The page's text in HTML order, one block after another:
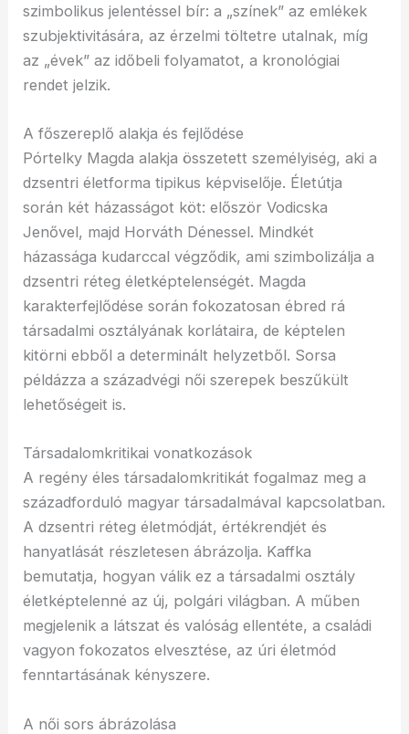
szimbolikus jelentéssel bír: a „színek” az emlékek
szubjektivitására, az érzelmi töltetre utalnak, míg
az „évek” az időbeli folyamatot, a kronológiai
rendet jelzik.
A főszereplő alakja és fejlődése
Pórtelky Magda alakja összetett személyiség, aki a
dzsentri életforma tipikus képviselője. Életútja
során két házasságot köt: először Vodicska
Jenővel, majd Horváth Dénessel. Mindkét
házassága kudarccal végződik, ami szimbolizálja a
dzsentri réteg életképtelenségét. Magda
karakterfejlődése során fokozatosan ébred rá
társadalmi osztályának korlátaira, de képtelen
kitörni ebből a determinált helyzetből. Sorsa
példázza a századvégi női szerepek beszűkült
lehetőségeit is.
Társadalomkritikai vonatkozások
A regény éles társadalomkritikát fogalmaz meg a
századforduló magyar társadalmával kapcsolatban.
A dzsentri réteg életmódját, értékrendjét és
hanyatlását részletesen ábrázolja. Kaffka
bemutatja, hogyan válik ez a társadalmi osztály
életképtelenné az új, polgári világban. A műben
megjelenik a látszat és valóság ellentéte, a családi
vagyon fokozatos elvesztése, az úri életmód
fenntartásának kényszere.
A női sors ábrázolása